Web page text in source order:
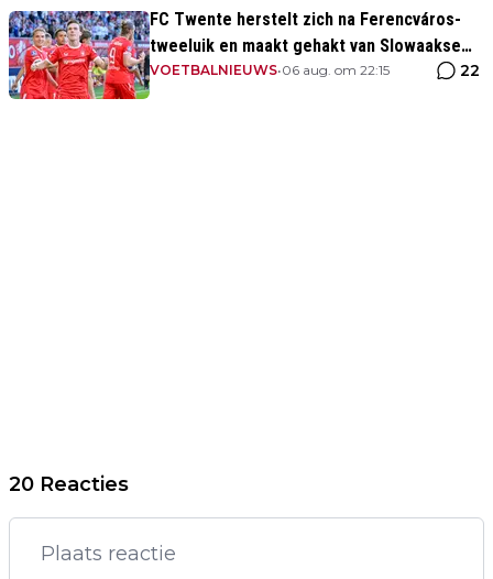
FC Twente herstelt zich na Ferencváros-
tweeluik en maakt gehakt van Slowaakse
opponent
VOETBALNIEUWS•06 aug. om 22:15 22
20 Reacties